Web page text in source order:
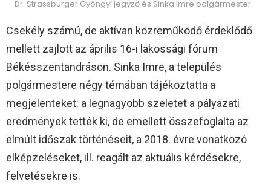
Dr. Strassburger Gyöngyi jegyző és Sinka Imre polgármester
Csekély számú, de aktívan közreműködő érdeklődő
mellett zajlott az április 16-i lakossági fórum
Békésszentandráson. Sinka Imre, a település
polgármestere négy témában tájékoztatta a
megjelenteket: a legnagyobb szeletet a pályázati
eredmények tették ki, de emellett összefoglalta az
elmúlt időszak történéseit, a 2018. évre vonatkozó
elképzeléseket, ill. reagált az aktuális kérdésekre,
felvetésekre is.